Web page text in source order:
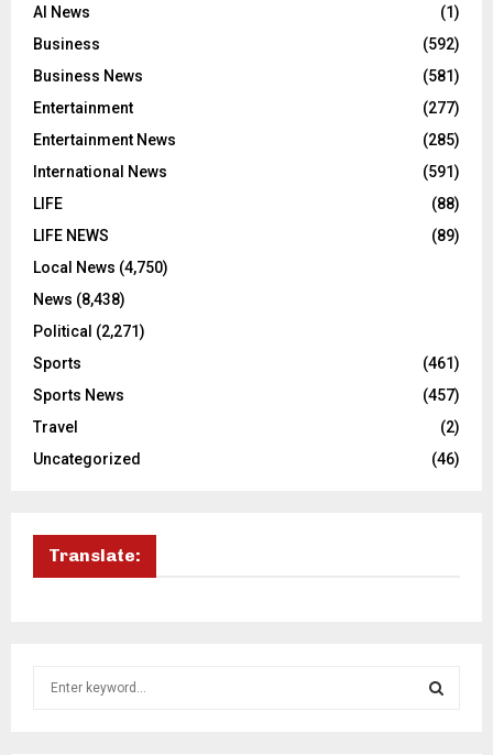
AI News
(1)
Business
(592)
Business News
(581)
Entertainment
(277)
Entertainment News
(285)
International News
(591)
LIFE
(88)
LIFE NEWS
(89)
Local News (4,750)
News (8,438)
Political (2,271)
Sports
(461)
Sports News
(457)
Travel
(2)
Uncategorized
(46)
Translate: